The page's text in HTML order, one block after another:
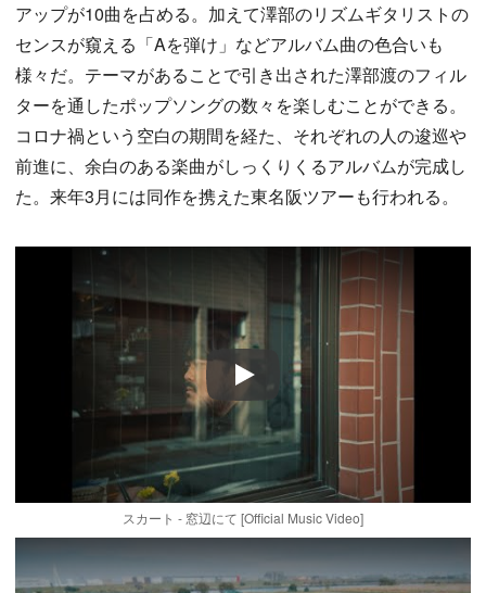
アップが10曲を占める。加えて澤部のリズムギタリストの
センスが窺える「Aを弾け」などアルバム曲の色合いも
様々だ。テーマがあることで引き出された澤部渡のフィル
ターを通したポップソングの数々を楽しむことができる。
コロナ禍という空白の期間を経た、それぞれの人の逡巡や
前進に、余白のある楽曲がしっくりくるアルバムが完成し
た。来年3月には同作を携えた東名阪ツアーも行われる。
Play
スカート - 窓辺にて [Official Music Video]